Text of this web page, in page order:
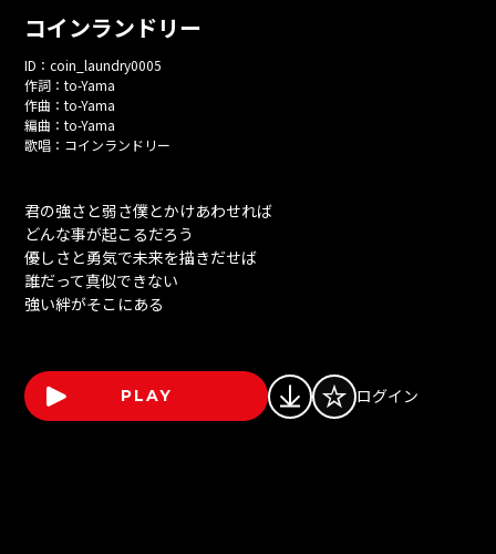
コインランドリー
ID：coin_laundry0005
作詞：to-Yama
作曲：to-Yama
編曲：to-Yama
歌唱： コインランドリー
君の強さと弱さ僕とかけあわせれば
どんな事が起こるだろう
優しさと勇気で未来を描きだせば
誰だって真似できない
強い絆がそこにある
PLAY ログイン